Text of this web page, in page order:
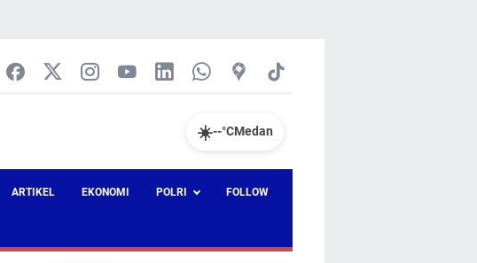
☀️--°CMedan
ARTIKEL EKONOMI POLRI FOLLOW